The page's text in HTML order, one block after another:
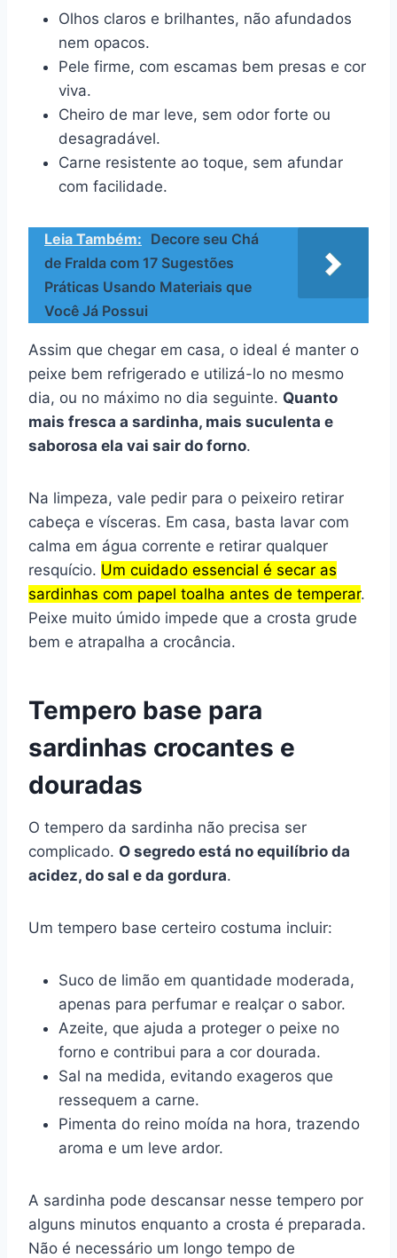
Olhos claros e brilhantes, não afundados
nem opacos.
Pele firme, com escamas bem presas e cor
viva.
Cheiro de mar leve, sem odor forte ou
desagradável.
Carne resistente ao toque, sem afundar
com facilidade.
Leia Também: Decore seu Chá
de Fralda com 17 Sugestões
Práticas Usando Materiais que
Você Já Possui
Assim que chegar em casa, o ideal é manter o
peixe bem refrigerado e utilizá-lo no mesmo
dia, ou no máximo no dia seguinte. Quanto
mais fresca a sardinha, mais suculenta e
saborosa ela vai sair do forno.
Na limpeza, vale pedir para o peixeiro retirar
cabeça e vísceras. Em casa, basta lavar com
calma em água corrente e retirar qualquer
resquício. Um cuidado essencial é secar as
sardinhas com papel toalha antes de temperar.
Peixe muito úmido impede que a crosta grude
bem e atrapalha a crocância.
Tempero base para
sardinhas crocantes e
douradas
O tempero da sardinha não precisa ser
complicado. O segredo está no equilíbrio da
acidez, do sal e da gordura.
Um tempero base certeiro costuma incluir:
Suco de limão em quantidade moderada,
apenas para perfumar e realçar o sabor.
Azeite, que ajuda a proteger o peixe no
forno e contribui para a cor dourada.
Sal na medida, evitando exageros que
ressequem a carne.
Pimenta do reino moída na hora, trazendo
aroma e um leve ardor.
A sardinha pode descansar nesse tempero por
alguns minutos enquanto a crosta é preparada.
Não é necessário um longo tempo de